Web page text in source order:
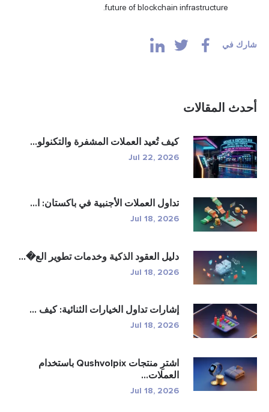
future of blockchain infrastructure.
شارك في
أحدث المقالات
كيف تُعيد العملات المشفرة والتكنولو...
Jul 22, 2026
تداول العملات الأجنبية في باكستان: ا...
Jul 18, 2026
دليل العقود الذكية وخدمات تطوير الع�...
Jul 18, 2026
إشارات تداول الخيارات الثنائية: كيف ...
Jul 18, 2026
اشترِ منتجات Qushvolpix باستخدام
العملات...
Jul 18, 2026